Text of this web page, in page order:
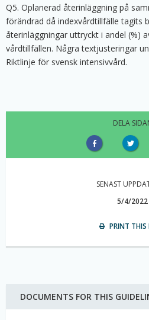
Q5. Oplanerad återinläggning på
förändrad då indexvårdtillfälle tagits
återinläggningar uttryckt i andel (%)
vårdtillfällen. Några textjusteringar
Riktlinje för svensk intensivvård.
DELA
SENAST
5/4/2022
PRINT THIS
DOCUMENTS FOR THIS